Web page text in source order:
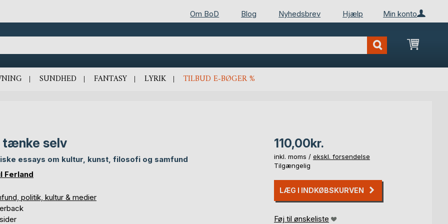
Min konto
Om BoD Blog Nyhedsbrev Hjælp
Min
SUNDHED FANTASY LYRIK TILBUD E-BØGER %
tænke selv
essays om kultur, kunst, filosofi og samfund
Ferland
politik, kultur & medier
110,00kr.
inkl. moms / ekskl. forsendelse
Tilgængelig
LÆG I INDKØBSKURVEN
Føj til ønskeliste